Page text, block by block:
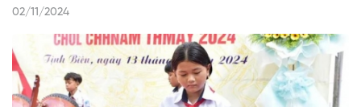
02/11/2024